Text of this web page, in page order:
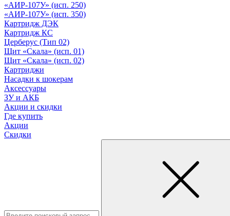
«АИР-107У» (исп. 250)
«АИР-107У» (исп. 350)
Картридж ДЭК
Картридж КС
Церберус (Тип 02)
Щит «Скала» (исп. 01)
Щит «Скала» (исп. 02)
Картриджи
Насадки к шокерам
Аксессуары
ЗУ и АКБ
Акции и скидки
Где купить
Акции
Скидки